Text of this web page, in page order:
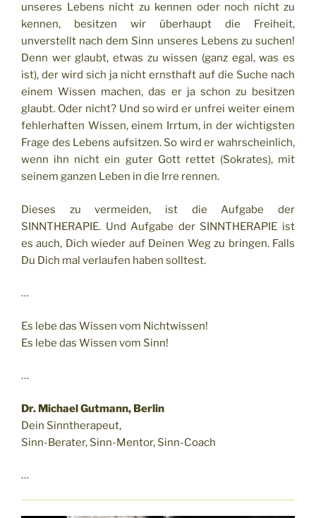
unseres Lebens nicht zu kennen oder noch nicht zu
kennen, besitzen wir überhaupt die Freiheit,
unverstellt nach dem Sinn unseres Lebens zu suchen!
Denn wer glaubt, etwas zu wissen (ganz egal, was es
ist), der wird sich ja nicht ernsthaft auf die Suche nach
einem Wissen machen, das er ja schon zu besitzen
glaubt. Oder nicht? Und so wird er unfrei weiter einem
fehlerhaften Wissen, einem Irrtum, in der wichtigsten
Frage des Lebens aufsitzen. So wird er wahrscheinlich,
wenn ihn nicht ein guter Gott rettet (Sokrates), mit
seinem ganzen Leben in die Irre rennen.
Dieses zu vermeiden, ist die Aufgabe der
SINNTHERAPIE. Und Aufgabe der SINNTHERAPIE ist
es auch, Dich wieder auf Deinen Weg zu bringen. Falls
Du Dich mal verlaufen haben solltest.
…
Es lebe das Wissen vom Nichtwissen!
Es lebe das Wissen vom Sinn!
…
Dr. Michael Gutmann, Berlin
Dein Sinntherapeut,
Sinn-Berater, Sinn-Mentor, Sinn-Coach
…